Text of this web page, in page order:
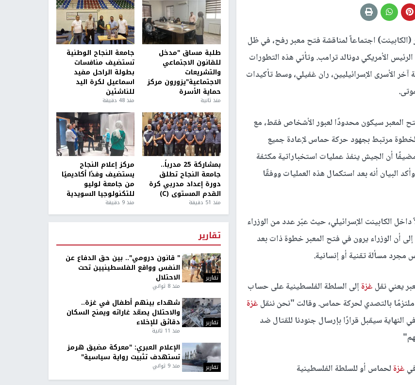
(الكابينت) اجتماعاً لمناقشة فتح معبر رفح، في ظل
الأمريكي دونالد ترامب. وتأتي هذه التطورات
الأسرى الإسرائيليين، ران غفيلي، وسط تأكيدات
المعبر سيكون محدودًا لعبور الأشخاص فقط، مع
مرتبط بجهود حركة حماس لإعادة جميع
عليهم، مضيفًا أن الجيش ينفذ عمليات استخباراتية مكثفة
البيان أنه بعد استكمال هذه العمليات ووفقًا
الكابينت الإسرائيلي، حيث عبّر عدد من الوزراء
أن الوزراء يرون في فتح المعبر خطوة ذات بعد
مجرد مسألة تقنية أو إنسانية.
يعني نقل غزةإلى السلطة الفلسطينية على حساب
ملتزمًا بالتصدي لحركة حماس. وقالت "نحن ننقل غزة
النهاية سيقبل قرارًا بإرسال جنودنا للقتال ضد
غزة لحماس أو للسلطة الفلسطينية
طلبة مساق "مدخل
للقانون الاجتماعي
والتشريعات
الاجتماعية"يزورون مركز
حماية الأسرة
منذ ثانية
جامعة النجاح الوطنية
تستضيف منافسات
بطولة الراحل مفيد
اسماعيل لكرة اليد
للناشئين
منذ 48 دقيقة
بمشاركة 25 مدرباً..
جامعة النجاح تطلق
دورة إعداد مدربي كرة
القدم المستوى (C)
منذ 51 دقيقة
مركز إعلام النجاح
يستضيف وفدًا أكاديميًا
من جامعة لوليو
للتكنولوجيا السويدية
منذ 9 دقيقة
تقارير
تقارير
" قانون درومي".. بين حق الدفاع عن
النفس وواقع الفلسطينيين تحت
الاحتلال
منذ 8 ثواني
تقارير
شهداء بينهم أطفال في غزة..
والاحتلال يصعّد غاراته ويمنح السكان
دقائق للإخلاء
منذ 11 ثانية
تقارير
الإعلام العبري: "معركة مضيق هرمز
تستهدف تثبيت رواية سياسية"
منذ 9 ثواني